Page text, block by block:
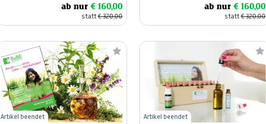
ab nur € 160,00
statt€ 320,00
ab nur € 160,00
statt€ 320,00
Artikel beendet Artikel beendet